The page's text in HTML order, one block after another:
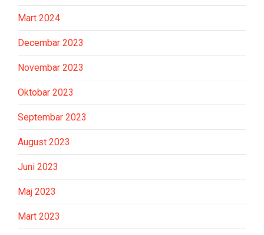
Mart 2024
Decembar 2023
Novembar 2023
Oktobar 2023
Septembar 2023
August 2023
Juni 2023
Maj 2023
Mart 2023